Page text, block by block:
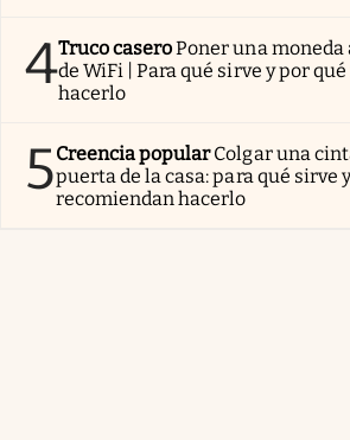
4Truco caseroPoner una
de WiFi | Para qué sirve y por
hacerlo
5Creencia popularColgar una
puerta de la casa: para qué sirve
recomiendan hacerlo